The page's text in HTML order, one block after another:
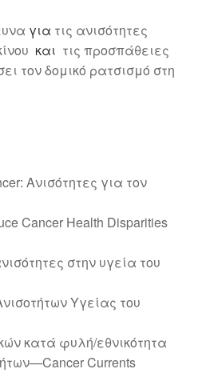
για τις ανισότητες
και τις προσπάθειες
τον δομικό ρατσισμό στη
Ανισότητες για τον
Cancer Health Disparities
στην υγεία του
Υγείας του
κατά φυλή/εθνικότητα
Currents